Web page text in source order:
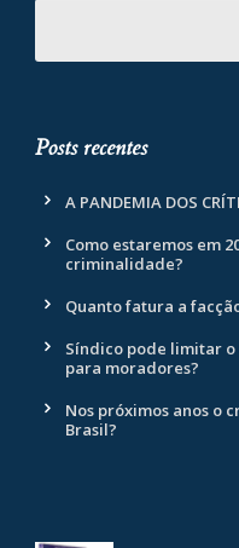
Posts recentes
A PANDEMIA DOS
Como estaremos em
criminalidade?
Quanto fatura a
Síndico pode limitar
para moradores?
Nos próximos anos o
Brasil?